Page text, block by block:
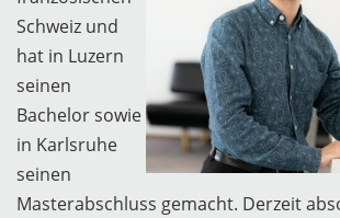
Schweiz und
hat in Luzern
seinen
Bachelor sowie
in Karlsruhe
seinen
Masterabschluss gemacht. Derzeit